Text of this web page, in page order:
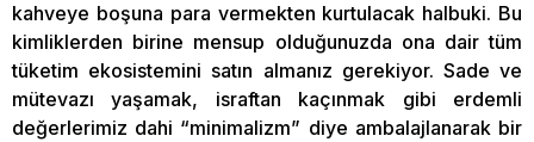
kahveye boşuna para vermekten kurtulacak halbuki. Bu
kimliklerden birine mensup olduğunuzda ona dair tüm
tüketim ekosistemini satın almanız gerekiyor. Sade ve
mütevazı yaşamak, israftan kaçınmak gibi erdemli
değerlerimiz dahi “minimalizm” diye ambalajlanarak bir